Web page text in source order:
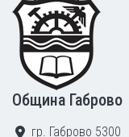
Община Габрово
гр. Габрово 5300